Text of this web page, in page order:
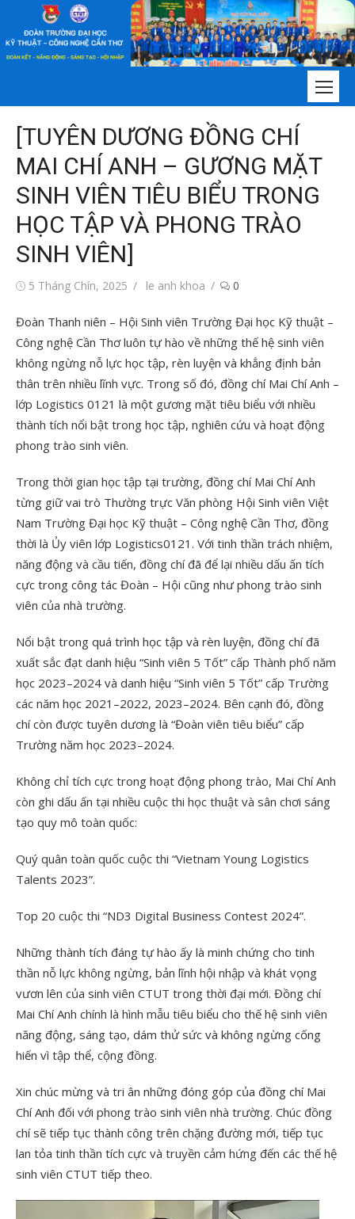
nội
[TUYÊN DƯƠNG ĐỒNG CHÍ
MAI CHÍ ANH – GƯƠNG MẶT
SINH VIÊN TIÊU BIỂU TRONG
HỌC TẬP VÀ PHONG TRÀO
SINH VIÊN]
Đăng5 Tháng Chín, 2025
Tác
le anh khoa 0
Đoàn Thanh niên – Hội Sinh viên Trường Đại học Kỹ thuật –
Công nghệ Cần Thơ luôn tự hào về những thế hệ sinh viên
không ngừng nỗ lực học tập, rèn luyện và khẳng định bản
thân trên nhiều lĩnh vực. Trong số đó, đồng chí Mai Chí Anh –
lớp Logistics 0121 là một gương mặt tiêu biểu với nhiều
thành tích nổi bật trong học tập, nghiên cứu và hoạt động
phong trào sinh viên.
Trong thời gian học tập tại trường, đồng chí Mai Chí Anh
từng giữ vai trò Thường trực Văn phòng Hội Sinh viên Việt
Nam Trường Đại học Kỹ thuật – Công nghệ Cần Thơ, đồng
thời là Ủy viên lớp Logistics0121. Với tinh thần trách nhiệm,
năng động và cầu tiến, đồng chí đã để lại nhiều dấu ấn tích
cực trong công tác Đoàn – Hội cũng như phong trào sinh
viên của nhà trường.
Nổi bật trong quá trình học tập và rèn luyện, đồng chí đã
xuất sắc đạt danh hiệu “Sinh viên 5 Tốt” cấp Thành phố năm
học 2023–2024 và danh hiệu “Sinh viên 5 Tốt” cấp Trường
các năm học 2021–2022, 2023–2024. Bên cạnh đó, đồng
chí còn được tuyên dương là “Đoàn viên tiêu biểu” cấp
Trường năm học 2023–2024.
Không chỉ tích cực trong hoạt động phong trào, Mai Chí Anh
còn ghi dấu ấn tại nhiều cuộc thi học thuật và sân chơi sáng
tạo quy mô toàn quốc:
Quý quân toàn quốc cuộc thi “Vietnam Young Logistics
Talents 2023”.
Top 20 cuộc thi “ND3 Digital Business Contest 2024”.
Những thành tích đáng tự hào ấy là minh chứng cho tinh
thần nỗ lực không ngừng, bản lĩnh hội nhập và khát vọng
vươn lên của sinh viên CTUT trong thời đại mới. Đồng chí
Mai Chí Anh chính là hình mẫu tiêu biểu cho thế hệ sinh viên
năng động, sáng tạo, dám thử sức và không ngừng cống
hiến vì tập thể, cộng đồng.
Xin chúc mừng và tri ân những đóng góp của đồng chí Mai
Chí Anh đối với phong trào sinh viên nhà trường. Chúc đồng
chí sẽ tiếp tục thành công trên chặng đường mới, tiếp tục
lan tỏa tinh thần tích cực và truyền cảm hứng đến các thế hệ
sinh viên CTUT tiếp theo.